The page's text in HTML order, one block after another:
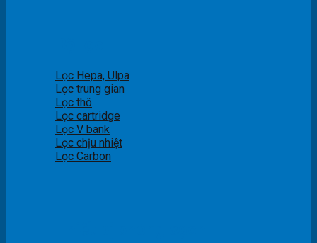
Lọc Hepa, Ulpa
Lọc trung gian
Lọc thô
Lọc cartridge
Lọc V bank
Lọc chịu nhiệt
Lọc Carbon